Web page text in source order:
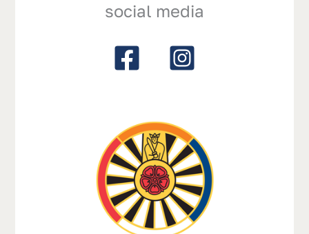
social media